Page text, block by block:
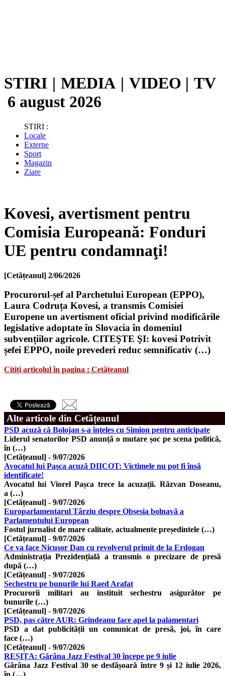
STIRI | MEDIA | VIDEO | TV
6 august 2026
STIRI :
Locale
Externe
Sport
Magazin
Ziare
Kovesi, avertisment pentru
Comisia Europeană: Fonduri
UE pentru condamnaţi!
[Cetățeanul] 2/06/2026
Procurorul-șef al Parchetului European (EPPO),
Laura Codruța Kovesi, a transmis Comisiei
Europene un avertisment oficial privind modificările
legislative adoptate în Slovacia în domeniul
subvențiilor agricole. CITEŞTE ŞI: kovesi Potrivit
șefei EPPO, noile prevederi reduc semnificativ (…)
Citiți articolul în pagina : Cetățeanul
Alte articole din Cetățeanul
PSD acuză că Bolojan s-a înţeles cu Simion pentru anticipate
Liderul senatorilor PSD anunță o mutare șoc pe scena politică,
în (…)
[Cetățeanul] - 9/07/2026
Avocatul lui Paşca acuză DIICOT: Victimele nu pot fi însă
identificate!
Avocatul lui Viorel Pașca trece la acuzații. Răzvan Doseanu,
a (…)
[Cetățeanul] - 9/07/2026
Europarlamentarul Târziu despre Obsesia bolnavă a
Parlamentului European
Fostul jurnalist de mare calitate, actualmente președintele (…)
[Cetățeanul] - 9/07/2026
Ce va face Nicuşor Dan cu revolverul primit de la Erdogan
Administrația Prezidențială a transmis o precizare de presă
după (…)
[Cetățeanul] - 9/07/2026
Sechestru pe bunurile lui Raed Arafat
Procurorii militari au instituit sechestru asigurător pe
bunurile (…)
[Cetățeanul] - 9/07/2026
PSD, pas către AUR: Grindeanu face apel la palamentari
PSD a dat publicității un comunicat de presă, joi, în care
face (…)
[Cetățeanul] - 9/07/2026
REȘIȚA: Gărâna Jazz Festival 30 începe pe 9 iulie
Gărâna Jazz Festival 30 se desfășoară între 9 și 12 iulie 2026,